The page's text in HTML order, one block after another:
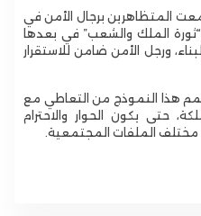
المتظاهرين برجال الأمن في
“ثورة الملك والشعب” في بعدها
ورجل الأمن ضامن للاستقرار
هذا النموذج من التعاطي مع
حتى يكون الحوار والاحترام
مختلف الملفات المجتمعية.